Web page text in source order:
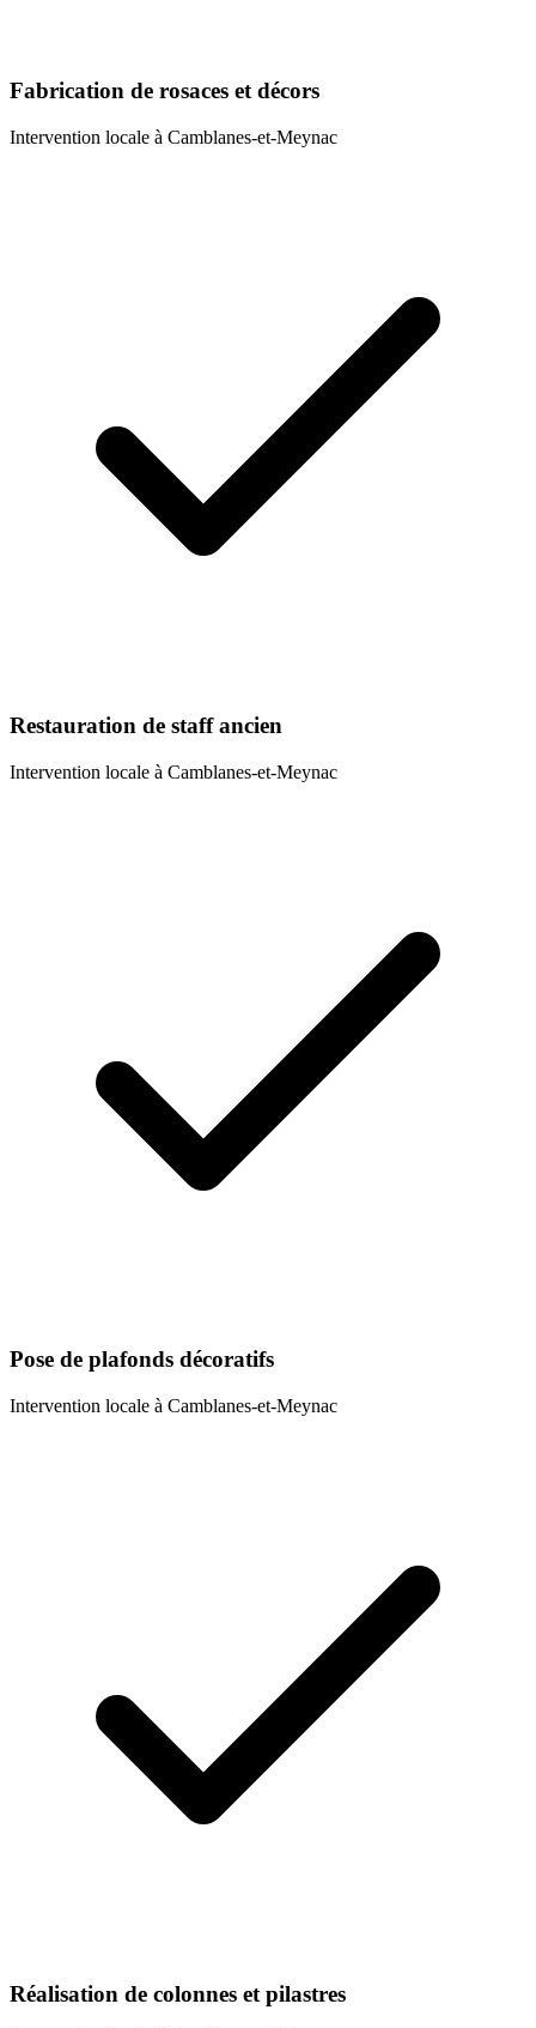
Fabrication de rosaces et décors
Intervention locale à Camblanes-et-Meynac
Restauration de staff ancien
Intervention locale à Camblanes-et-Meynac
Pose de plafonds décoratifs
Intervention locale à Camblanes-et-Meynac
Réalisation de colonnes et pilastres